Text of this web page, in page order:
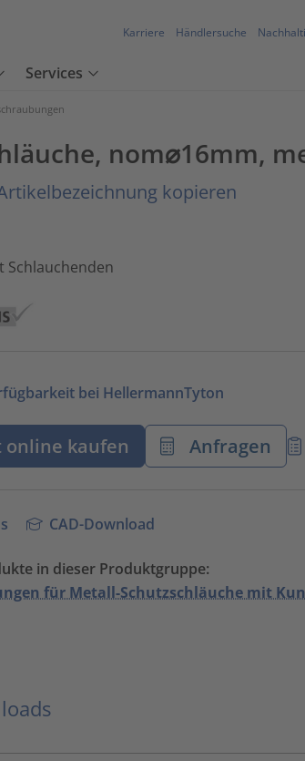
Karriere Händlersuche
Services
nom⌀16mm,
kopieren
Schlauchenden
bei HellermannTyton
online kaufen Anfragen
CAD-Download
in dieser Produktgruppe:
für Metall-Schutzschläuche mit